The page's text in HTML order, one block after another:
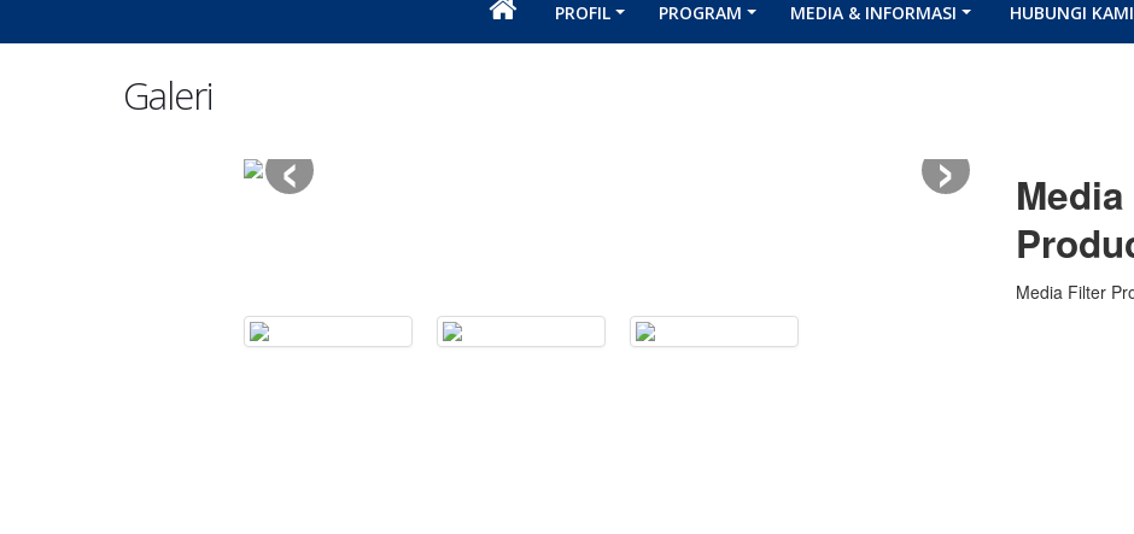
PROFIL PROGRAM MEDIA & INFORMASI HUBUNGI KAMI
Galeri